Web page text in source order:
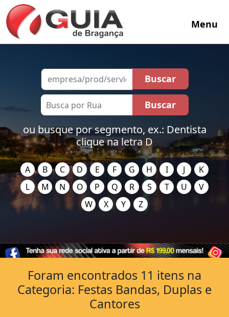
Menu
ou busque por segmento, ex.: Dentista
clique na letra D
A B C D E F G H I J
K
L
M N O P Q R S T U
V
W
X Y Z
Foram encontrados 11 itens na
Categoria: Festas Bandas, Duplas e
Cantores